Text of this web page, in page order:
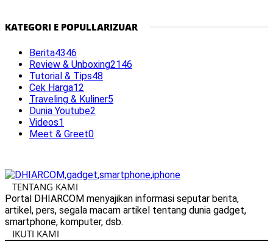
KATEGORI E POPULLARIZUAR
Berita4346
Review & Unboxing2146
Tutorial & Tips48
Cek Harga12
Traveling & Kuliner5
Dunia Youtube2
Videos1
Meet & Greet0
TENTANG KAMI
Portal DHIARCOM menyajikan informasi seputar berita,
artikel, pers, segala macam artikel tentang dunia gadget,
smartphone, komputer, dsb.
IKUTI KAMI